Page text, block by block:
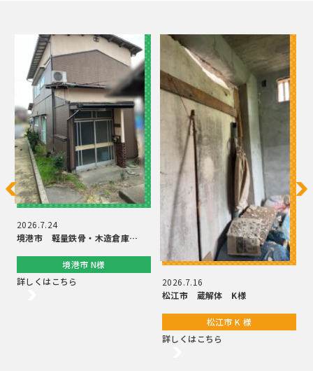
2026.7.24
境港市 軽量鉄骨・木造倉庫…
境港市 N様
詳しくはこちら
2026.7.16
松江市 蔵解体 K様
松江市 K 様
詳しくはこちら